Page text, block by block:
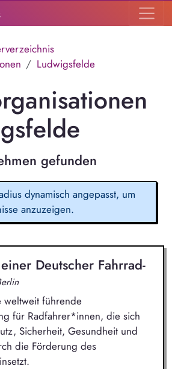
Ludwigsfelde
gefunden
dynamisch angepasst, um
anzuzeigen.
Deutscher Fahrrad-
weltweit führende
für Radfahrer*innen, die sich
Sicherheit, Gesundheit und
die Förderung des